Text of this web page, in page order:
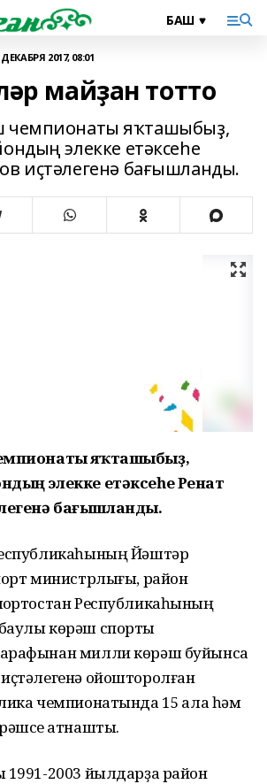
ДЕКАБРЯ 2017, 08:01
майҙан тотто
чемпионаты яҡташыбыҙ,
элекке етәксеһе
иҫтәлегенә бағышланды.
яҡташыбыҙ,
элекке етәксеһе Ренат
бағышланды.
Йәштәр
министрлығы, район
Республикаһының
көрәш спорты
милли көрәш буйынса
ойошторолған
чемпионатында 15 ҡала һәм
ҡатнашты.
2003 йылдарҙа район